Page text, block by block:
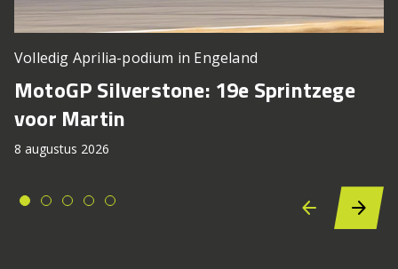
Volledig Aprilia-podium in Engeland
MotoGP Silverstone: 19e Sprintzege
voor Martin
8 augustus 2026